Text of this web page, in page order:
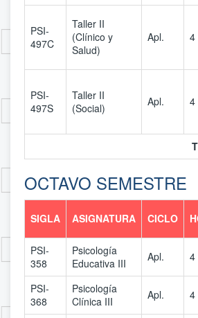
PSI-
497C
Taller II
(Clínico y
Salud)
Apl. 4
PSI-
497S
Taller II
(Social)
Apl. 4
OCTAVO SEMESTRE
SIGLA ASIGNATURA CICLO
PSI-
358
Psicología
Educativa III
Apl. 4
PSI-
368
Psicología
Clínica III
Apl. 4